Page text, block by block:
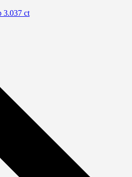
ct